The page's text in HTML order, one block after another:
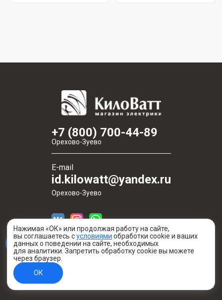
+7 (800) 700-44-89
Орехово-Зуево
E-mail
id.kilowatt@yandex.ru
Орехово-Зуево
© 2020—2026 Киловатт
Нажимая «ОК» или продолжая работу на сайте,
вы соглашаетесь сусловиями обработки cookie и ваших
данных о поведении на сайте, необходимых
для аналитики. Запретить обработку cookie вы можете
через браузер.
ОК